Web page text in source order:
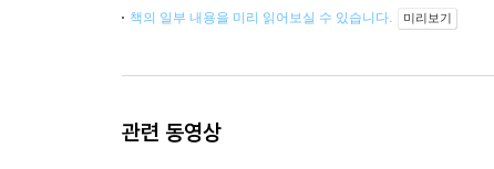
책의 일부 내용을 미리 읽어보실 수 있습니다. 미리보기
관련 동영상